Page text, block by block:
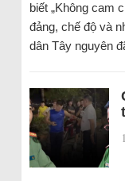
biết „Không cam
đảng, chế độ và
dân Tây nguyên